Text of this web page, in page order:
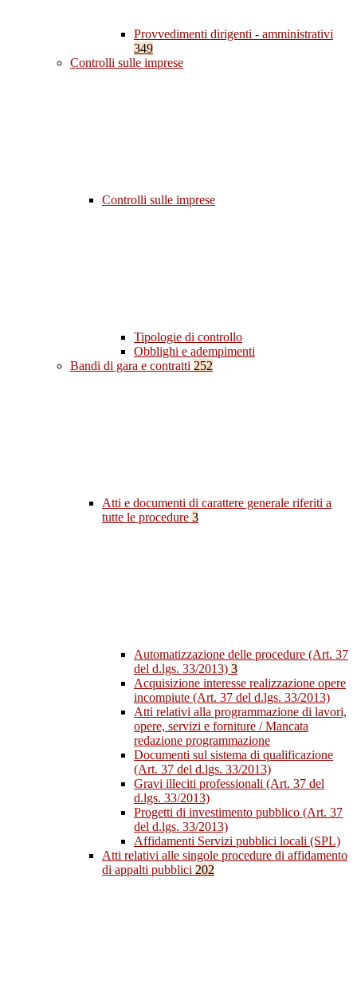
Provvedimenti dirigenti - amministrativi
349
Controlli sulle imprese
Controlli sulle imprese
Tipologie di controllo
Obblighi e adempimenti
Bandi di gara e contratti 252
Atti e documenti di carattere generale riferiti a
tutte le procedure 3
Automatizzazione delle procedure (Art. 37
del d.lgs. 33/2013) 3
Acquisizione interesse realizzazione opere
incompiute (Art. 37 del d.lgs. 33/2013)
Atti relativi alla programmazione di lavori,
opere, servizi e forniture / Mancata
redazione programmazione
Documenti sul sistema di qualificazione
(Art. 37 del d.lgs. 33/2013)
Gravi illeciti professionali (Art. 37 del
d.lgs. 33/2013)
Progetti di investimento pubblico (Art. 37
del d.lgs. 33/2013)
Affidamenti Servizi pubblici locali (SPL)
Atti relativi alle singole procedure di affidamento
di appalti pubblici 202